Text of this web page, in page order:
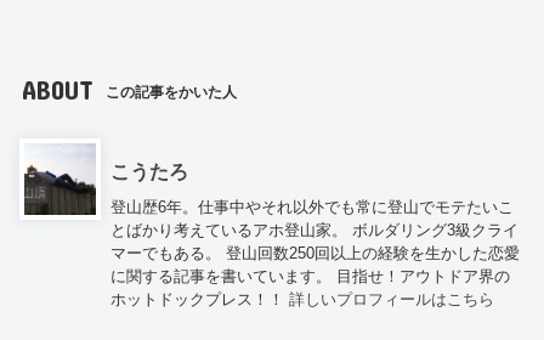
ABOUT この記事をかいた人
こうたろ
登山歴6年。仕事中やそれ以外でも常に登山でモテたいこ
とばかり考えているアホ登山家。 ボルダリング3級クライ
マーでもある。 登山回数250回以上の経験を生かした恋愛
に関する記事を書いています。 目指せ！アウトドア界の
ホットドックプレス！！詳しいプロフィールはこちら